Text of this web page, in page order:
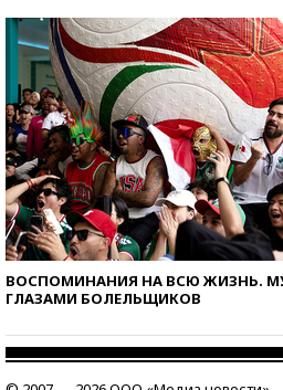
ВОСПОМИНАНИЯ НА ВСЮ ЖИЗНЬ.
ГЛАЗАМИ БОЛЕЛЬЩИКОВ